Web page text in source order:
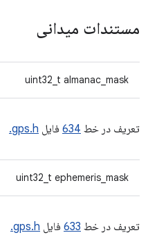
مستندات میدانی
uint32_t almanac_mask
تعریف در خط 634 فایل gps.h.
uint32_t ephemeris_mask
تعریف در خط 633 فایل gps.h.